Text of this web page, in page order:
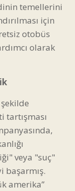
temellerini
için
otobüs
olarak
tartışması
veya "suç"
başarmış.
amerika”